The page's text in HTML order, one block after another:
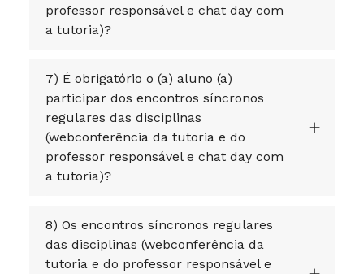
professor responsável e chat day com
a tutoria)?
7) É obrigatório o (a) aluno (a)
participar dos encontros síncronos
regulares das disciplinas
(webconferência da tutoria e do
professor responsável e chat day com
a tutoria)?
8) Os encontros síncronos regulares
das disciplinas (webconferência da
tutoria e do professor responsável e